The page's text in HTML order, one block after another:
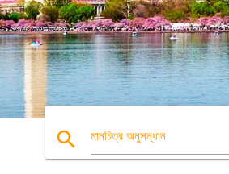
search মানচিত্র অনুসন্ধান